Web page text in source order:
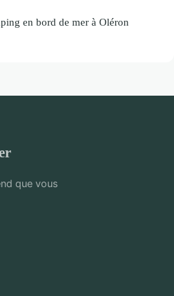
en bord de mer à Oléron
que vous